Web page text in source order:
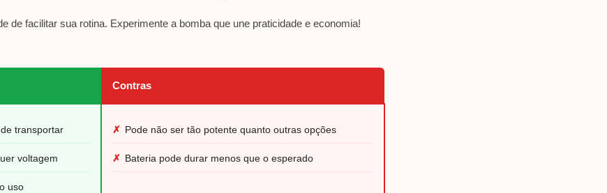
de facilitar sua rotina. Experimente a bomba que une praticidade e economia!
Contras
transportar
voltagem
uso
✗ Pode não ser tão potente quanto outras opções
✗ Bateria pode durar menos que o esperado